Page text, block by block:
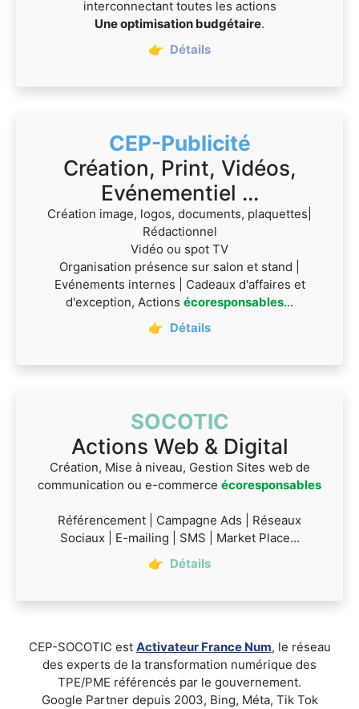
interconnectant toutes les actions
Une optimisation budgétaire.
👉 Détails
CEP-Publicité
Création, Print, Vidéos,
Evénementiel ...
Création image, logos, documents, plaquettes|
Rédactionnel
Vidéo ou spot TV
Organisation présence sur salon et stand |
Evénements internes | Cadeaux d'affaires et
d'exception, Actions écoresponsables...
👉 Détails
SOCOTIC
Actions Web & Digital
Création, Mise à niveau, Gestion Sites web de
communication ou e-commerce écoresponsables
Référencement | Campagne Ads | Réseaux
Sociaux | E-mailing | SMS | Market Place...
👉 Détails
CEP-SOCOTIC est Activateur France Num, le réseau
des experts de la transformation numérique des
TPE/PME référencés par le gouvernement.
Google Partner depuis 2003, Bing, Méta, Tik Tok